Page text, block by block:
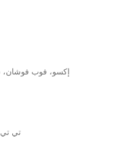
إكسو، فوب فوشان،
/ تي